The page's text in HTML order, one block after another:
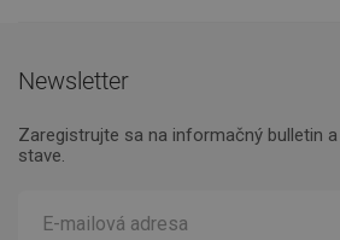
Newsletter
Zaregistrujte sa na informačný bulletin
stave.